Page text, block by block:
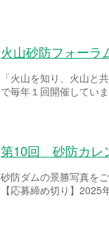
火山砂防フォーラ
「火山を知り、火山と
で毎年１回開催していま
第10回 砂防カレ
砂防ダムの景勝写真をご
【応募締め切り】2025